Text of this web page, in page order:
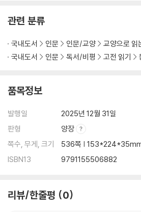
관련 분류
국내도서 인문 인문/교양
교양으로 읽
국내도서
인문 독서/비평 고전 읽기
품목정보
발행일
2025년 12월 31일
판형
양장
쪽수, 무게, 크기
536쪽 |
ISBN13
9791155506882
리뷰/한줄평 0